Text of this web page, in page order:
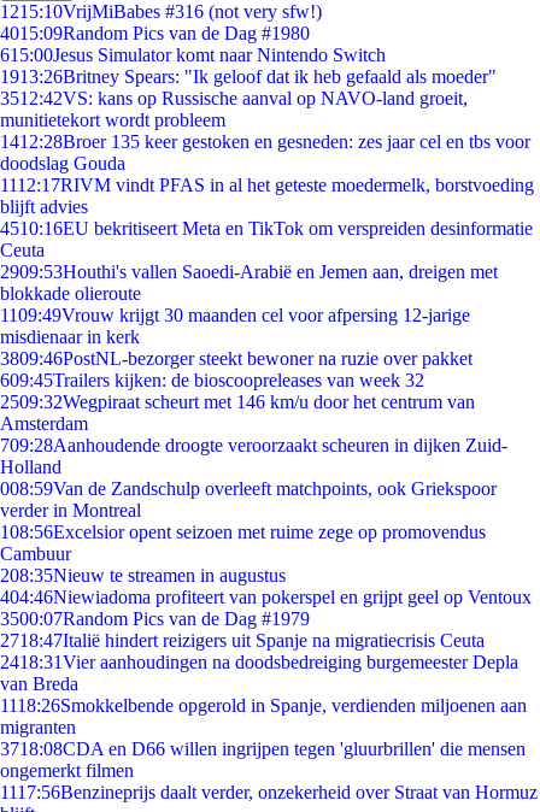
1215:10VrijMiBabes #316 (not very sfw!)
4015:09Random Pics van de Dag #1980
615:00Jesus Simulator komt naar Nintendo Switch
1913:26Britney Spears: "Ik geloof dat ik heb gefaald als moeder"
3512:42VS: kans op Russische aanval op NAVO-land groeit,
munitietekort wordt probleem
1412:28Broer 135 keer gestoken en gesneden: zes jaar cel en tbs voor
doodslag Gouda
1112:17RIVM vindt PFAS in al het geteste moedermelk, borstvoeding
blijft advies
4510:16EU bekritiseert Meta en TikTok om verspreiden desinformatie
Ceuta
2909:53Houthi's vallen Saoedi-Arabië en Jemen aan, dreigen met
blokkade olieroute
1109:49Vrouw krijgt 30 maanden cel voor afpersing 12-jarige
misdienaar in kerk
3809:46PostNL-bezorger steekt bewoner na ruzie over pakket
609:45Trailers kijken: de bioscoopreleases van week 32
2509:32Wegpiraat scheurt met 146 km/u door het centrum van
Amsterdam
709:28Aanhoudende droogte veroorzaakt scheuren in dijken Zuid-
Holland
008:59Van de Zandschulp overleeft matchpoints, ook Griekspoor
verder in Montreal
108:56Excelsior opent seizoen met ruime zege op promovendus
Cambuur
208:35Nieuw te streamen in augustus
404:46Niewiadoma profiteert van pokerspel en grijpt geel op Ventoux
3500:07Random Pics van de Dag #1979
2718:47Italië hindert reizigers uit Spanje na migratiecrisis Ceuta
2418:31Vier aanhoudingen na doodsbedreiging burgemeester Depla
van Breda
1118:26Smokkelbende opgerold in Spanje, verdienden miljoenen aan
migranten
3718:08CDA en D66 willen ingrijpen tegen 'gluurbrillen' die mensen
ongemerkt filmen
1117:56Benzineprijs daalt verder, onzekerheid over Straat van Hormuz